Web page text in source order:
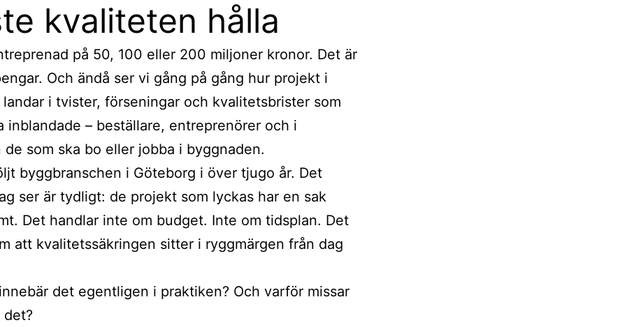
kvaliteten hålla
på 50, 100 eller 200 miljoner kronor. Det är
Och ändå ser vi gång på gång hur projekt i
i tvister, förseningar och kvalitetsbrister som
inblandade – beställare, entreprenörer och i
de som ska bo eller jobba i byggnaden.
byggbranschen i Göteborg i över tjugo år. Det
ser är tydligt: de projekt som lyckas har en sak
Det handlar inte om budget. Inte om tidsplan. Det
att kvalitetssäkringen sitter i ryggmärgen från dag
det egentligen i praktiken? Och varför missar
det?